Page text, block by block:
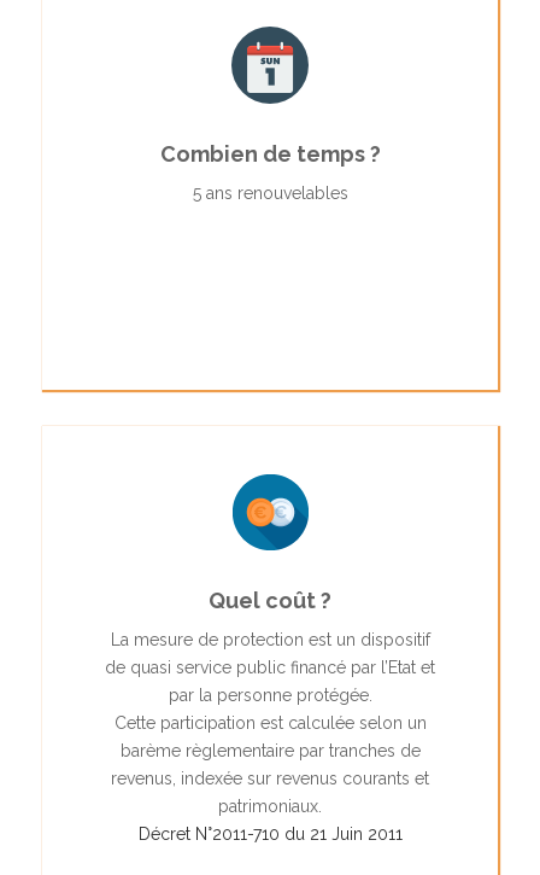
Combien de temps ?
5 ans renouvelables
Quel coût ?
La mesure de protection est un dispositif
de quasi service public financé par l’Etat et
par la personne protégée.
Cette participation est calculée selon un
barème règlementaire par tranches de
revenus, indexée sur revenus courants et
patrimoniaux.
Décret N°2011-710 du 21 Juin 2011